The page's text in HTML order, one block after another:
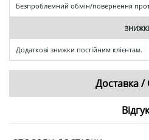
Безпроблемний обмін/повернення
Додаткові знижки постійним клієнтам.
Доставка /